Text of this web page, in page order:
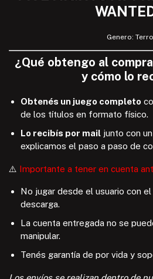
Genero:
¿Qué obtengo al
y cómo lo
Obtenés un juego completo
de los títulos en formato físico.
Lo recibís por mail junto con
explicamos el paso a paso de
⚠️ Importante a tener en cuenta
No jugar desde el usuario con
descarga.
La cuenta entregada no se
manipular.
Tenés garantía de por vida y